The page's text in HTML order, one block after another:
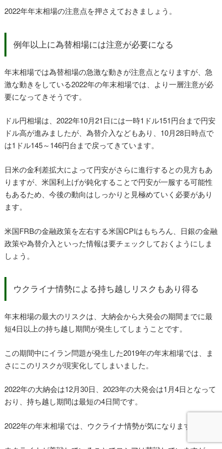
2022年年末相場の注意点を押さえておきましょう。
例年以上に為替相場には注意が必要になる
年末相場では為替相場の急激な動きが注意点となりますが、急
激な動きをしている2022年の年末相場では、より一層注意が必
要になってきそうです。
ドル円相場は、2022年10月21日には一時1ドル151円台まで円安
ドル高が進みましたが、為替介入などもあり、10月28日時点で
は1ドル145～146円台まで戻ってきています。
日米の金利差拡大によって円安がさらに進行するとの見方もあ
りますが、米国利上げが鈍化することで円安が一服する可能性
もあるため、今後の動向はしっかりと見極めていく必要があり
ます。
米国FRBの金融政策を左右する米国CPIはもちろん、日銀の金融
政策や為替介入といった情報は要チェックしておくようにしま
しょう。
ウクライナ情勢による持ち越しリスクもあり得る
年末相場の最大のリスクは、大納会から大発会の期間までに最
短4日以上の持ち越し期間が発生してしまうことです。
この期間中にイラン問題が発生した2019年の年末相場では、ま
さにこのリスクが現実化してしまいました。
2022年の大納会は12月30日、2023年の大発会は1月4日となって
おり、持ち越し期間は最短の4日間です。
2022年の年末相場では、ウクライナ情勢が気になります。